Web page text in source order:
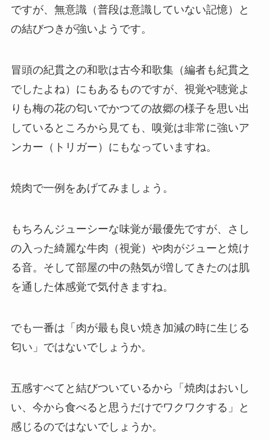
ですが、無意識（普段は意識していない記憶）と
の結びつきが強いようです。
冒頭の紀貫之の和歌は古今和歌集（編者も紀貫之
でしたよね）にもあるものですが、視覚や聴覚よ
りも梅の花の匂いでかつての故郷の様子を思い出
しているところから見ても、嗅覚は非常に強いア
ンカー（トリガー）にもなっていますね。
焼肉で一例をあげてみましょう。
もちろんジューシーな味覚が最優先ですが、さし
の入った綺麗な牛肉（視覚）や肉がジューと焼け
る音。そして部屋の中の熱気が増してきたのは肌
を通した体感覚で気付きますね。
でも一番は「肉が最も良い焼き加減の時に生じる
匂い」ではないでしょうか。
五感すべてと結びついているから「焼肉はおいし
い、今から食べると思うだけでワクワクする」と
感じるのではないでしょうか。